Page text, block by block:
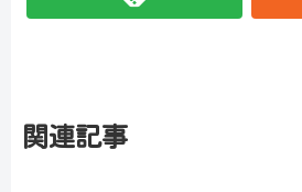
関連記事